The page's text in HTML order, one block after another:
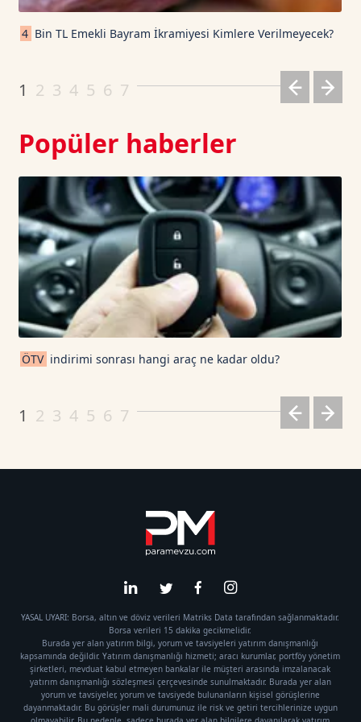
Cardano TetherUS 0.201 6.75
4 Bin TL Emekli Bayram İkramiyesi Kimlere Verilmeyecek?
1 2 3 4 5 6 7
Popüler haberler
ÖTV indirimi sonrası hangi araç ne kadar oldu?
1 2 3 4 5 6 7
YASAL UYARI: Borsa, altın ve döviz verileri Matriks Data tarafından sağlanmaktadır.
Borsa verileri 15 dakika gecikmelidir.
Burada yer alan yatırım bilgi, yorum ve tavsiyeleri yatırım danışmanlığı
kapsamında değildir. Yatırım danışmanlığı hizmeti; aracı kurumlar, portföy yönetim
şirketleri, mevduat kabul etmeyen bankalar ile müşteri arasında imzalanacak
yatırım danışmanlığı sözleşmesi çerçevesinde sunulmaktadır. Burada yer alan
yorum ve tavsiyeler, yorum ve tavsiyede bulunanların kişisel görüşlerine
dayanmaktadır. Bu görüşler mali durumunuz ile risk ve getiri tercihlerinize uygun